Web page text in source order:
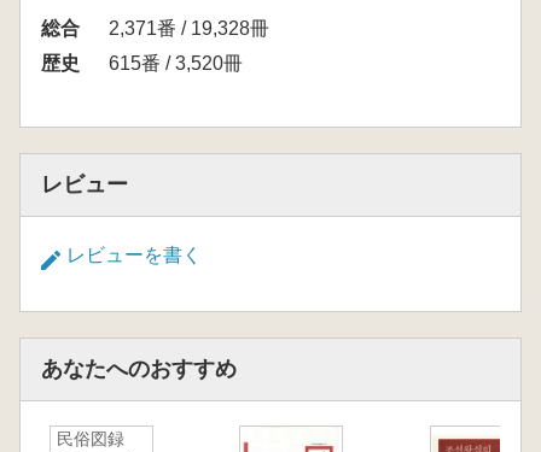
総合
2,371番 / 19,328冊
歴史
615番 / 3,520冊
レビュー
レビューを書く
あなたへのおすすめ
民俗図録